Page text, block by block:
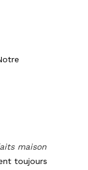
maison
toujours